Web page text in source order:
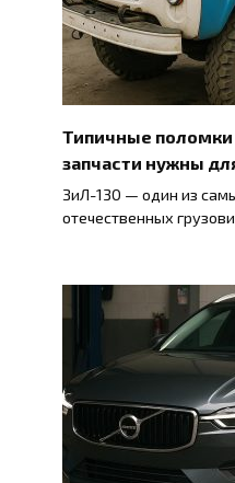
Типичные поломки
запчасти нужны
ЗиЛ-130 — один из
отечественных